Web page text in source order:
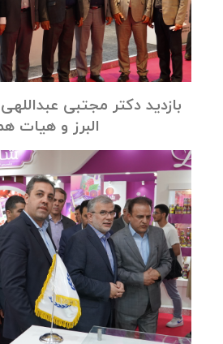
بازدید دکتر مجتبی
البرز و هیات